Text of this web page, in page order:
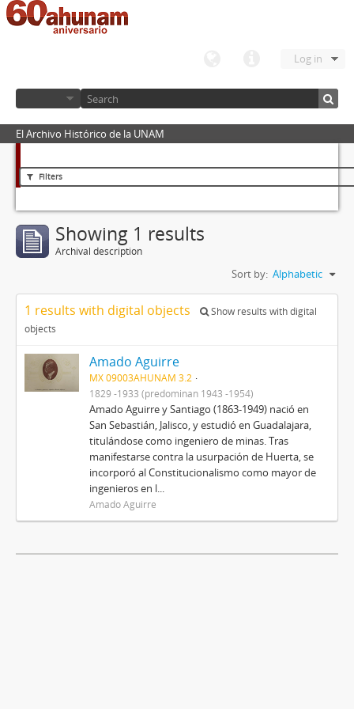
Log in
El Archivo Histórico de la UNAM
Filters
Showing 1 results
Archival description
Sort by: Alphabetic
1 results with digital objects
Show results with digital
objects
Amado Aguirre
MX 09003AHUNAM 3.2
1829 -1933 (predominan 1943 -1954)
Amado Aguirre y Santiago (1863-1949) nació en
San Sebastián, Jalisco, y estudió en Guadalajara,
titulándose como ingeniero de minas. Tras
manifestarse contra la usurpación de Huerta, se
incorporó al Constitucionalismo como mayor de
ingenieros en l...
Amado Aguirre